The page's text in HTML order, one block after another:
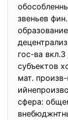
звеньев
гос-ва
субъектов
мат.
сфера: